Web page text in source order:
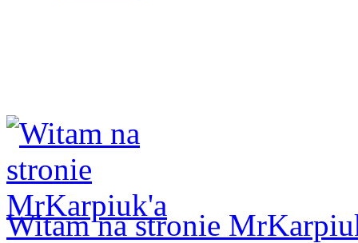
Witam na stronie